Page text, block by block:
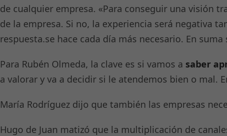
de cualquier empresa. «Para conseguir una visión
de la empresa. Si no, la experiencia será negativa
respuesta.se hace cada día más necesario. En
Para Rubén Olmeda, la clave es si vamos a saber
a valorar y va a decidir si le atendemos bien o mal.
María Rodríguez dijo que también las empresas
Hugo de Juan matizó que la multiplicación de